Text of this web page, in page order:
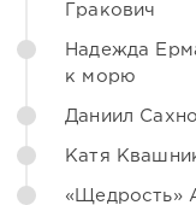
Гракович
Надежда
к морю
Даниил
Катя
«Щедрость»